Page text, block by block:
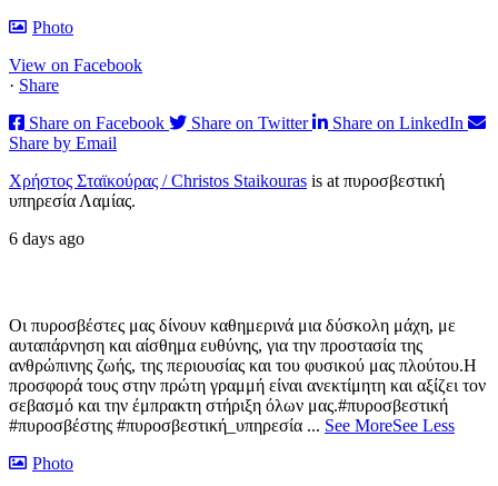
Photo
View on Facebook
· Share
Share on Facebook
Share on Twitter
Share on LinkedIn
Share by Email
Χρήστος Σταϊκούρας / Christos Staikouras is at πυροσβεστική
υπηρεσία Λαμίας.
6 days ago
Οι πυροσβέστες μας δίνουν καθημερινά μια δύσκολη μάχη, με
αυταπάρνηση και αίσθημα ευθύνης, για την προστασία της
ανθρώπινης ζωής, της περιουσίας και του φυσικού μας πλούτου.Η
προσφορά τους στην πρώτη γραμμή είναι ανεκτίμητη και αξίζει τον
σεβασμό και την έμπρακτη στήριξη όλων μας.#πυροσβεστική
#πυροσβέστης #πυροσβεστική_υπηρεσία ... See MoreSee Less
Photo